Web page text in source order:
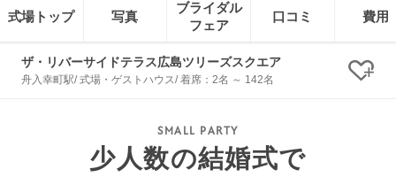
式場トップ 写真
ブライダル
フェア
口コミ 費用
ザ・リバーサイドテラス広島ツリーズスクエア
舟入幸町駅/ 式場・ゲストハウス/ 着席：2名 ～ 142名 ク
少人数の結婚式で